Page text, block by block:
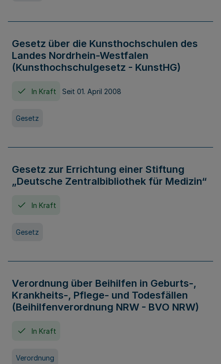
Gesetz über die Kunsthochschulen des
Landes Nordrhein-Westfalen
(Kunsthochschulgesetz - KunstHG)
In Kraft Seit 01. April 2008
Gesetz
Gesetz zur Errichtung einer Stiftung
„Deutsche Zentralbibliothek für Medizin“
In Kraft
Gesetz
Verordnung über Beihilfen in Geburts-,
Krankheits-, Pflege- und Todesfällen
(Beihilfenverordnung NRW - BVO NRW)
In Kraft
Verordnung